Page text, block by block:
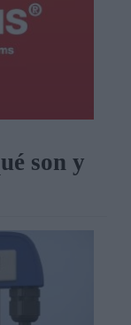
son y